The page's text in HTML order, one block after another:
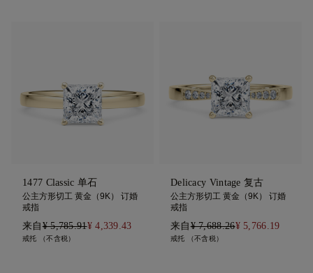
1477 Classic 单石
公主方形切工 黄金（9K） 订婚
戒指
来自¥ 5,785.91¥ 4,339.43
戒托 （不含税）
Delicacy Vintage 复古
公主方形切工 黄金（9K） 订婚
戒指
来自¥ 7,688.26¥ 5,766.19
戒托 （不含税）